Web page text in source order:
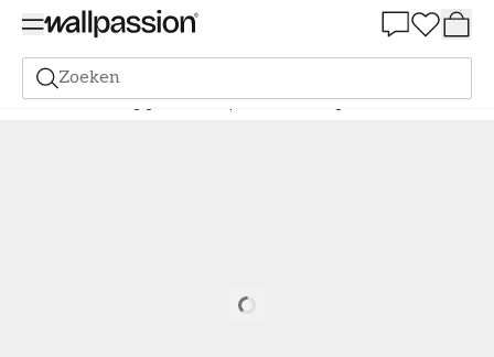
Zoeken
Verf Bestelling gebaseerd op NCS Bestelling door NCS 0510-R